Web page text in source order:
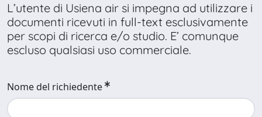
L’utente di Usiena air si impegna ad utilizzare i
documenti ricevuti in full-text esclusivamente
per scopi di ricerca e/o studio. E’ comunque
escluso qualsiasi uso commerciale.
Nome del richiedente